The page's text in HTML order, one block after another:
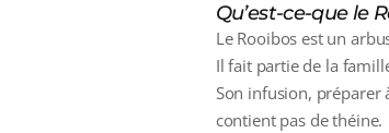
Qu’est-ce-que le
Le Rooibos est un
Il fait partie de la
Son infusion, préparer
contient pas de théine.